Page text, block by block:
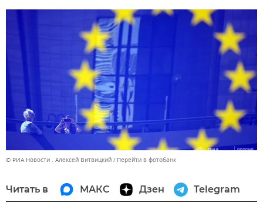
© РИА Новости . Алексей Витвицкий Перейти в фотобанк
Читать в МАКС Дзен Telegram